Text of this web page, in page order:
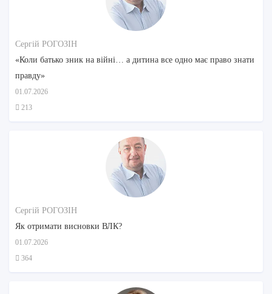
Сергій РОГОЗІН
«Коли батько зник на війні… а дитина все одно має право знати
правду»
01.07.2026
213
Сергій РОГОЗІН
Як отримати висновки ВЛК?
01.07.2026
364